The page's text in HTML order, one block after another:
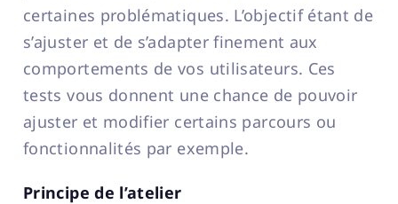
certaines problématiques. L’objectif étant de
s’ajuster et de s’adapter finement aux
comportements de vos utilisateurs. Ces
tests vous donnent une chance de pouvoir
ajuster et modifier certains parcours ou
fonctionnalités par exemple.
Principe de l’atelier